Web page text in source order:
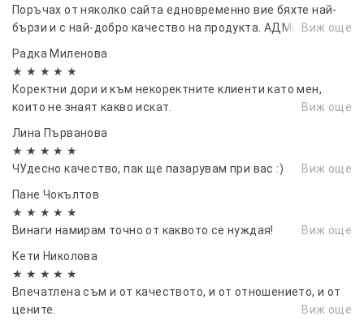
Поръчах от няколко сайта едновременно вие бяхте най-
бързи и с най-добро качество на продукта. АДМИРАЦИИ
Виж още
Радка Миленова
★ ★ ★ ★ ★
Коректни дори и към некоректните клиенти като мен,
които не знаят какво искат.
Виж още
Лина Първанова
★ ★ ★ ★ ★
ЧУдесно качество, пак ще пазарувам при вас :)
Виж още
Пане Чокълтов
★ ★ ★ ★ ★
Винаги намирам точно от каквото се нуждая!
Виж още
Кети Николова
★ ★ ★ ★ ★
Впечатлена съм и от качеството, и от отношението, и от
цените.
Виж още